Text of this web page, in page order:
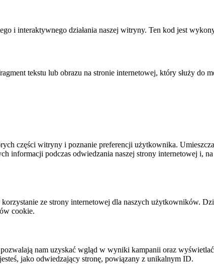
i interaktywnego działania naszej witryny. Ten kod jest
tekstu lub obrazu na stronie internetowej, który służy do
części witryny i poznanie preferencji użytkownika.
informacji podczas odwiedzania naszej strony internetowej i,
ze strony internetowej dla naszych użytkowników.
cookie.
nam uzyskać wgląd w wyniki kampanii oraz
jako odwiedzający stronę, powiązany z unikalnym ID.